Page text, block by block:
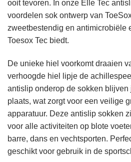
ooit tevoren. In onze Elle Tec
voordelen sok ontwerp van
zweetbestendig en antimicrobiële
Toesox Tec biedt.
De unieke hiel voorkomt draaien
verhoogde hiel lipje de
antislip onderop de sokken blijven
plaats, wat zorgt voor een veilige
apparatuur. Deze antislip sokken
voor alle activiteiten op blote
barre, dans en vechtsporten.
geschikt voor gebruik in de